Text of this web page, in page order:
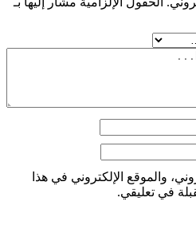
والموقع الإلكتروني في هذا
في تعليقي.